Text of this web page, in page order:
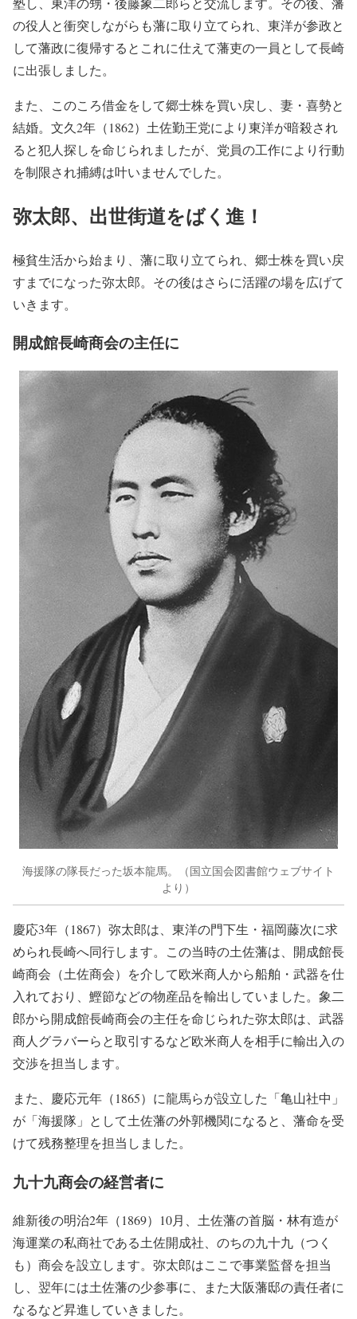
の役人と衝突しながらも藩に取り立てられ、東洋が参政と
して藩政に復帰するとこれに仕えて藩吏の一員として長崎
に出張しました。
また、このころ借金をして郷士株を買い戻し、妻・喜勢と
結婚。文久2年（1862）土佐勤王党により東洋が暗殺され
ると犯人探しを命じられましたが、党員の工作により行動
を制限され捕縛は叶いませんでした。
弥太郎、出世街道をばく進！
極貧生活から始まり、藩に取り立てられ、郷士株を買い戻
すまでになった弥太郎。その後はさらに活躍の場を広げて
いきます。
開成館長崎商会の主任に
海援隊の隊長だった坂本龍馬。（国立国会図書館ウェブサイト
より）
慶応3年（1867）弥太郎は、東洋の門下生・福岡藤次に求
められ長崎へ同行します。この当時の土佐藩は、開成館長
崎商会（土佐商会）を介して欧米商人から船舶・武器を仕
入れており、鰹節などの物産品を輸出していました。象二
郎から開成館長崎商会の主任を命じられた弥太郎は、武器
商人グラバーらと取引するなど欧米商人を相手に輸出入の
交渉を担当します。
また、慶応元年（1865）に龍馬らが設立した「亀山社中」
が「海援隊」として土佐藩の外郭機関になると、藩命を受
けて残務整理を担当しました。
九十九商会の経営者に
維新後の明治2年（1869）10月、土佐藩の首脳・林有造が
海運業の私商社である土佐開成社、のちの九十九（つく
も）商会を設立します。弥太郎はここで事業監督を担当
し、翌年には土佐藩の少参事に、また大阪藩邸の責任者に
なるなど昇進していきました。